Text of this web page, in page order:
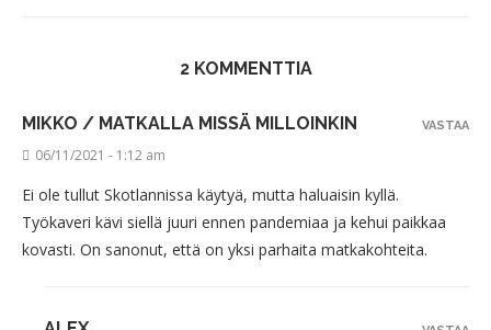
2 KOMMENTTIA
MIKKO / MATKALLA MISSÄ MILLOINKIN
06/11/2021 - 1:12 am
Ei ole tullut Skotlannissa käytyä, mutta haluaisin kyllä.
Työkaveri kävi siellä juuri ennen pandemiaa ja kehui paikkaa
kovasti. On sanonut, että on yksi parhaita matkakohteita.
VASTAA